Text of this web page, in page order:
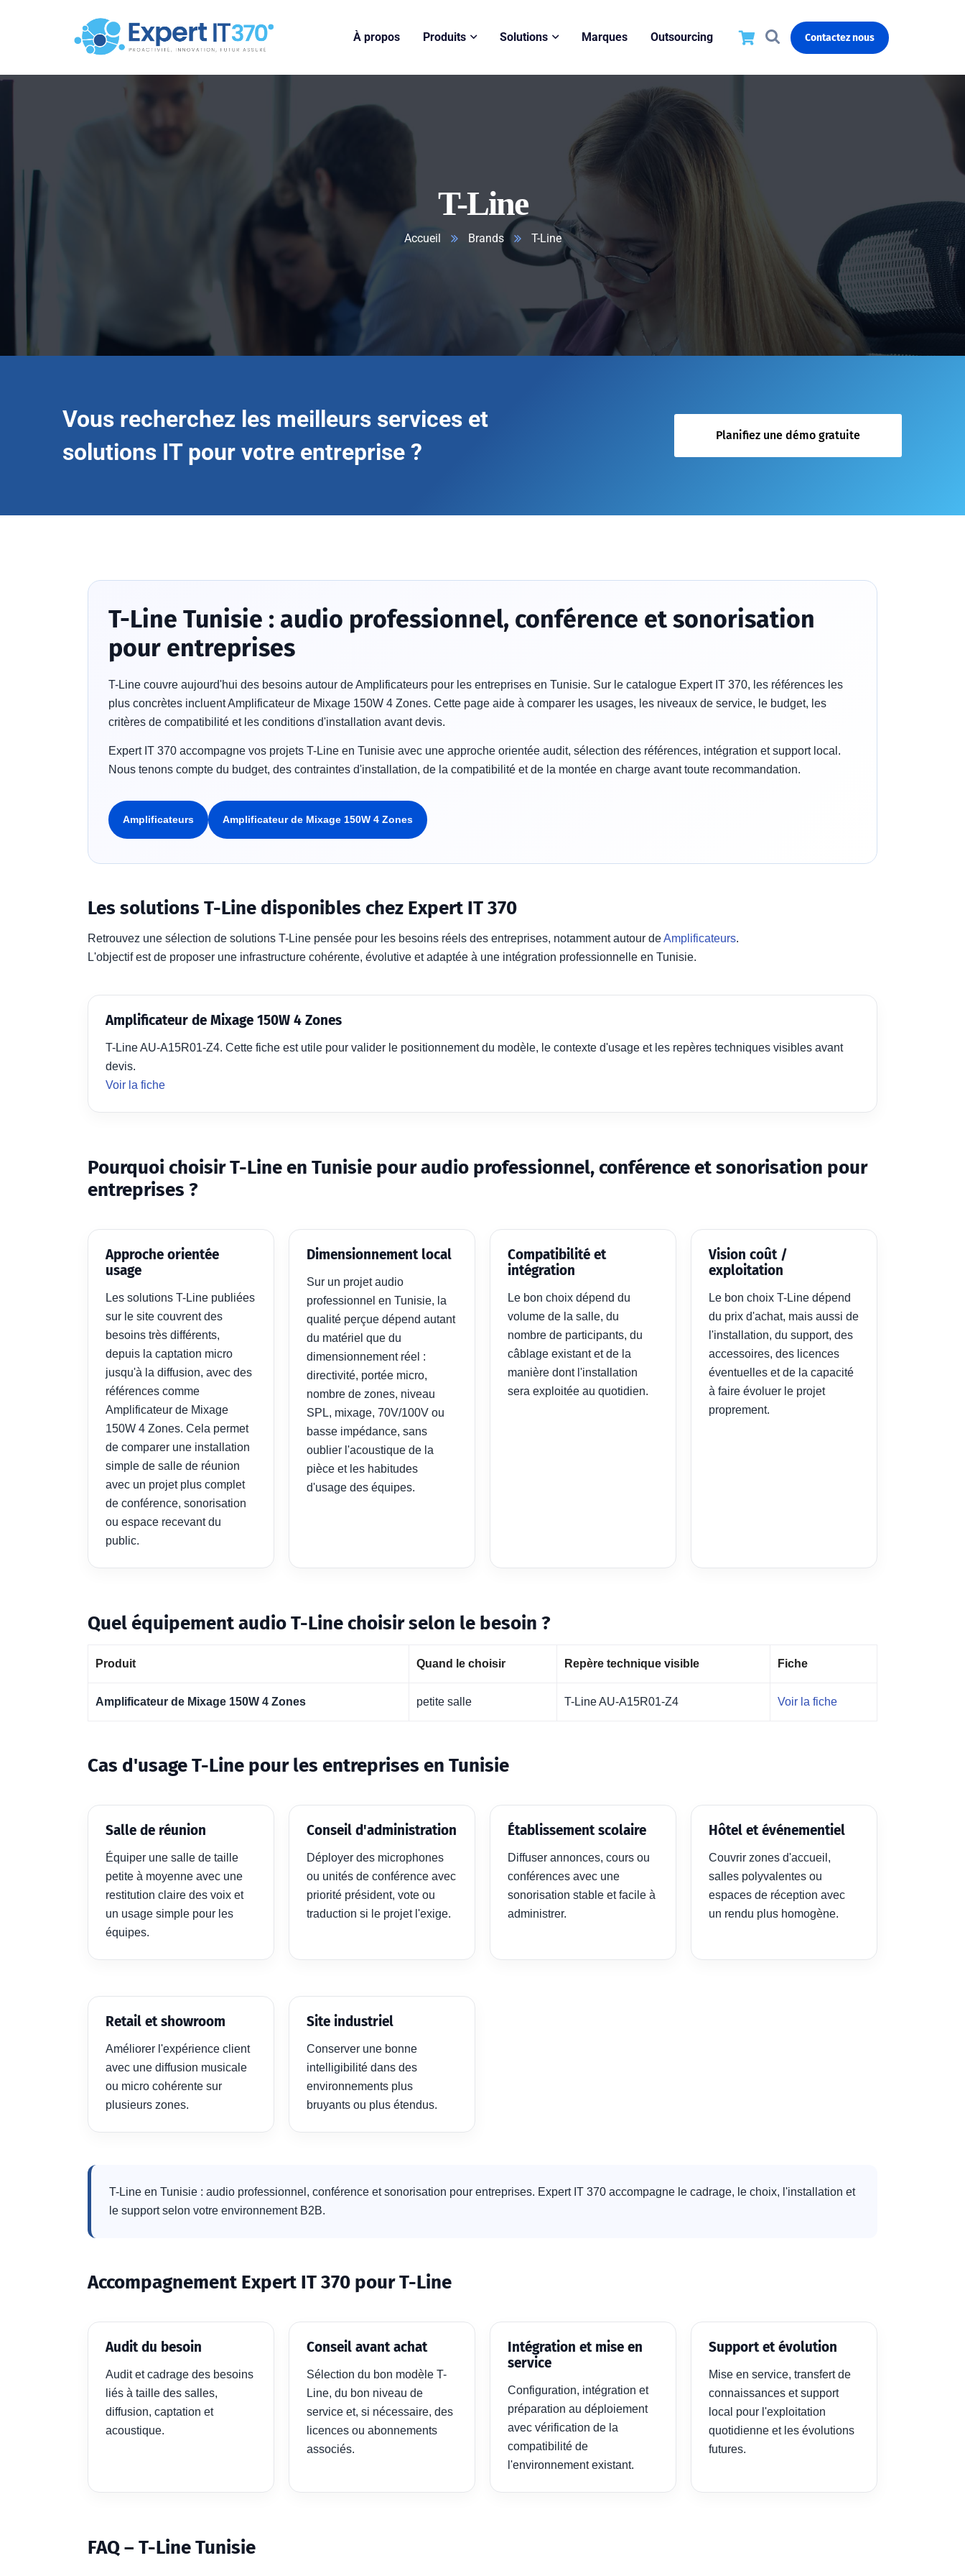
À propos Produits Solutions Marques Outsourcing Contactez nous
T-Line
Accueil Brands T-Line
Vous recherchez les meilleurs services et
solutions IT pour votre entreprise ?
Planifiez une démo gratuite
T-Line Tunisie : audio professionnel, conférence et sonorisation
pour entreprises
T-Line couvre aujourd'hui des besoins autour de Amplificateurs pour les entreprises en Tunisie. Sur le catalogue Expert IT 370, les références les
plus concrètes incluent Amplificateur de Mixage 150W 4 Zones. Cette page aide à comparer les usages, les niveaux de service, le budget, les
critères de compatibilité et les conditions d'installation avant devis.
Expert IT 370 accompagne vos projets T-Line en Tunisie avec une approche orientée audit, sélection des références, intégration et support local.
Nous tenons compte du budget, des contraintes d'installation, de la compatibilité et de la montée en charge avant toute recommandation.
Amplificateurs Amplificateur de Mixage 150W 4 Zones
Les solutions T-Line disponibles chez Expert IT 370
Retrouvez une sélection de solutions T-Line pensée pour les besoins réels des entreprises, notamment autour deAmplificateurs.
L'objectif est de proposer une infrastructure cohérente, évolutive et adaptée à une intégration professionnelle en Tunisie.
Amplificateur de Mixage 150W 4 Zones
T-Line AU-A15R01-Z4. Cette fiche est utile pour valider le positionnement du modèle, le contexte d'usage et les repères techniques visibles avant
devis.
Voir la fiche
Pourquoi choisir T-Line en Tunisie pour audio professionnel, conférence et sonorisation pour
entreprises ?
Approche orientée
usage
Les solutions T-Line publiées
sur le site couvrent des
besoins très différents,
depuis la captation micro
jusqu'à la diffusion, avec des
références comme
Amplificateur de Mixage
150W 4 Zones. Cela permet
de comparer une installation
simple de salle de réunion
avec un projet plus complet
de conférence, sonorisation
ou espace recevant du
public.
Dimensionnement local
Sur un projet audio
professionnel en Tunisie, la
qualité perçue dépend autant
du matériel que du
dimensionnement réel :
directivité, portée micro,
nombre de zones, niveau
SPL, mixage, 70V/100V ou
basse impédance, sans
oublier l'acoustique de la
pièce et les habitudes
d'usage des équipes.
Compatibilité et
intégration
Le bon choix dépend du
volume de la salle, du
nombre de participants, du
câblage existant et de la
manière dont l'installation
sera exploitée au quotidien.
Vision coût /
exploitation
Le bon choix T-Line dépend
du prix d'achat, mais aussi de
l'installation, du support, des
accessoires, des licences
éventuelles et de la capacité
à faire évoluer le projet
proprement.
Quel équipement audio T-Line choisir selon le besoin ?
Produit Quand le choisir Repère technique visible Fiche
Amplificateur de Mixage 150W 4 Zones petite salle T-Line AU-A15R01-Z4 Voir la fiche
Cas d'usage T-Line pour les entreprises en Tunisie
Salle de réunion
Équiper une salle de taille
petite à moyenne avec une
restitution claire des voix et
un usage simple pour les
équipes.
Conseil d'administration
Déployer des microphones
ou unités de conférence avec
priorité président, vote ou
traduction si le projet l'exige.
Établissement scolaire
Diffuser annonces, cours ou
conférences avec une
sonorisation stable et facile à
administrer.
Hôtel et événementiel
Couvrir zones d'accueil,
salles polyvalentes ou
espaces de réception avec
un rendu plus homogène.
Retail et showroom
Améliorer l'expérience client
avec une diffusion musicale
ou micro cohérente sur
plusieurs zones.
Site industriel
Conserver une bonne
intelligibilité dans des
environnements plus
bruyants ou plus étendus.
T-Line en Tunisie : audio professionnel, conférence et sonorisation pour entreprises. Expert IT 370 accompagne le cadrage, le choix, l'installation et
le support selon votre environnement B2B.
Accompagnement Expert IT 370 pour T-Line
Audit du besoin
Audit et cadrage des besoins
liés à taille des salles,
diffusion, captation et
acoustique.
Conseil avant achat
Sélection du bon modèle T-
Line, du bon niveau de
service et, si nécessaire, des
licences ou abonnements
associés.
Intégration et mise en
service
Configuration, intégration et
préparation au déploiement
avec vérification de la
compatibilité de
l'environnement existant.
Support et évolution
Mise en service, transfert de
connaissances et support
local pour l'exploitation
quotidienne et les évolutions
futures.
FAQ – T-Line Tunisie